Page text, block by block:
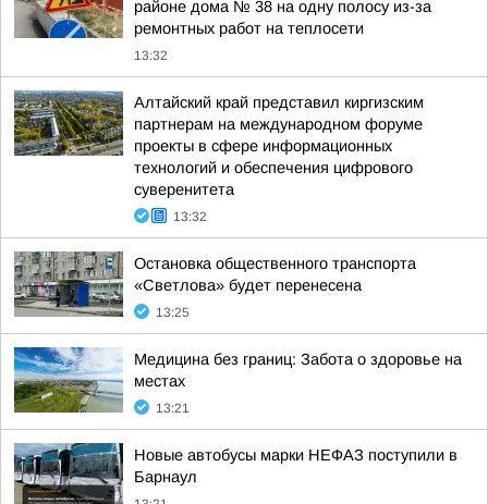
районе дома № 38 на одну полосу из-за
ремонтных работ на теплосети
13:32
Алтайский край представил киргизским
партнерам на международном форуме
проекты в сфере информационных
технологий и обеспечения цифрового
суверенитета
13:32
Остановка общественного транспорта
«Светлова» будет перенесена
13:25
Медицина без границ: Забота о здоровье на
местах
13:21
Новые автобусы марки НЕФАЗ поступили в
Барнаул